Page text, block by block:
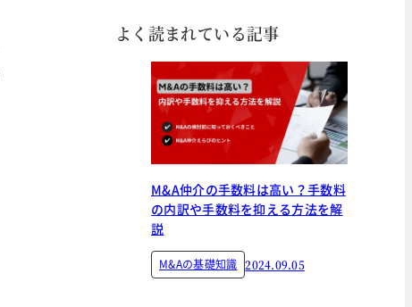
よく読まれている記事
M&A仲介の手数料は高い？手数料
の内訳や手数料を抑える方法を解
説
M&Aの基礎知識 2024.09.05